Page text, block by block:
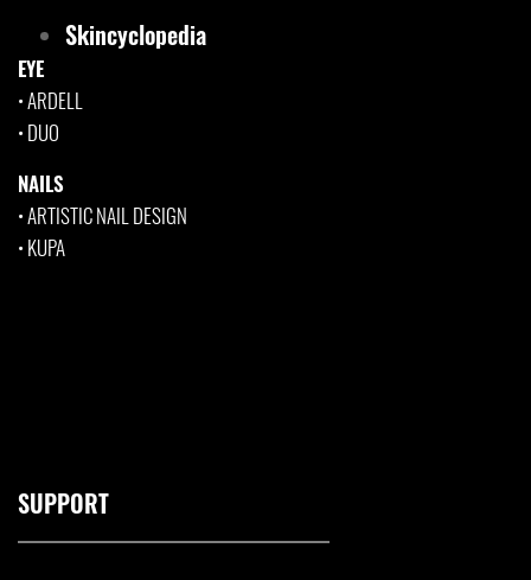
Skincyclopedia
EYE
•ARDELL
• DUO
NAILS
•ARTISTIC NAIL DESIGN
• KUPA
SUPPORT